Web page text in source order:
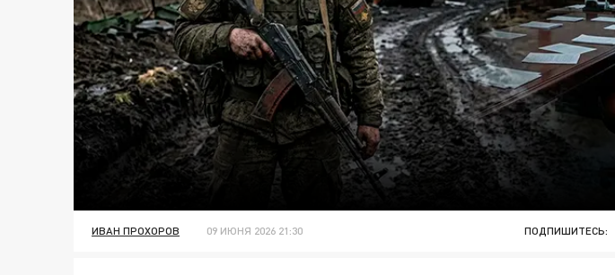
ИВАН ПРОХОРОВ 09 ИЮНЯ 2026 21:30 ПОДПИШИТЕСЬ: